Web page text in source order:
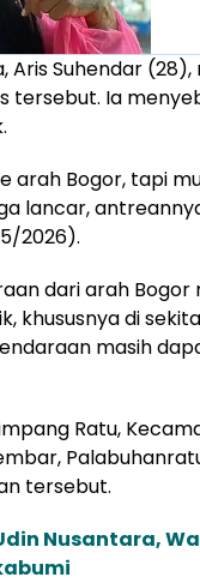
Aris Suhendar
tersebut. Ia
arah Bogor, tapi
lancar,
2026).
dari arah Bogor
khususnya di
masih
Ratu,
tersebut.
Nusantara,